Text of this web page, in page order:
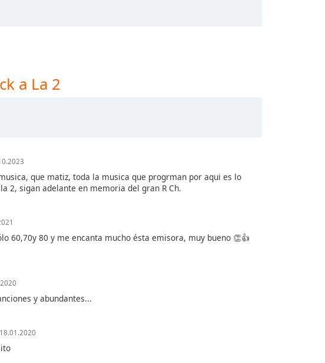
a La 2
que matiz, toda la musica que progrman por aqui es lo
2, sigan adelante en memoria del gran R Ch.
60,70y 80 y me encanta mucho ésta emisora, muy bueno 👏👍
y abundantes...
18.01.2020